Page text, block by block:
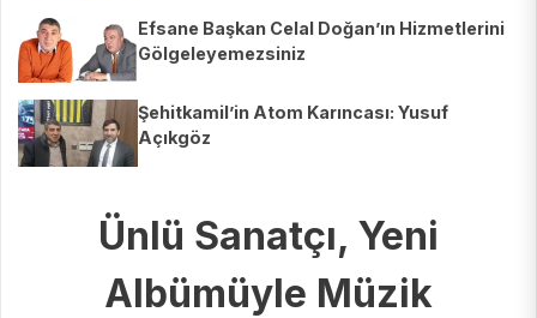
Efsane Başkan Celal Doğan’ın Hizmetlerini
Gölgeleyemezsiniz
Şehitkamil’in Atom Karıncası: Yusuf
Açıkgöz
Ünlü Sanatçı, Yeni
Albümüyle Müzik